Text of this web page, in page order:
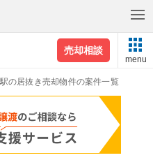
売却相談
menu
の居抜き売却物件の案件一覧